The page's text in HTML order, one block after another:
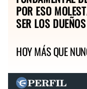
POR ESO
SER LOS
HOY MÁS QUE